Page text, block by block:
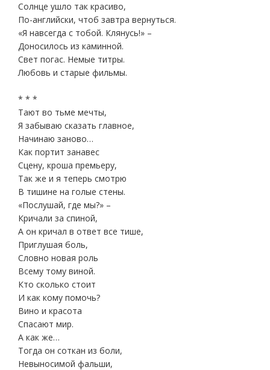
Солнце ушло так красиво,
По-английски, чтоб завтра вернуться.
«Я навсегда с тобой. Клянусь!» –
Доносилось из каминной.
Свет погас. Немые титры.
Любовь и старые фильмы.
* * *
Тают во тьме мечты,
Я забываю сказать главное,
Начинаю заново…
Как портит занавес
Сцену, кроша премьеру,
Так же и я теперь смотрю
В тишине на голые стены.
«Послушай, где мы?» –
Кричали за спиной,
А он кричал в ответ все тише,
Приглушая боль,
Словно новая роль
Всему тому виной.
Кто сколько стоит
И как кому помочь?
Вино и красота
Спасают мир.
А как же…
Тогда он соткан из боли,
Невыносимой фальши,